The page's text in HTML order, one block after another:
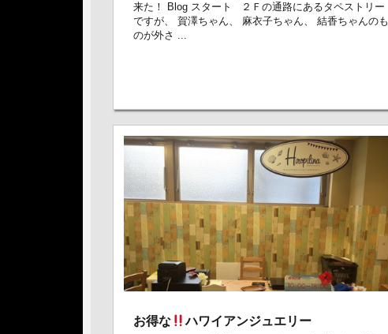
来た！ Blog スタート ２Ｆの通路にあるタペストリー
ですが、 賀澤ちゃん、 麻衣子ちゃん、 結香ちゃんのも
のが外さ ...
お得な ハワイアンジュエリー